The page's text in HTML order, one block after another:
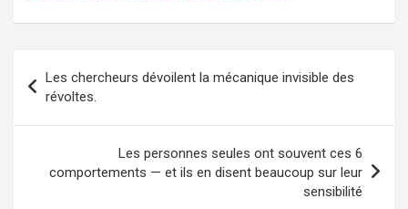
de
l’article
Les chercheurs dévoilent la mécanique invisible des
révoltes.
Les personnes seules ont souvent ces 6
comportements — et ils en disent beaucoup sur leur
sensibilité